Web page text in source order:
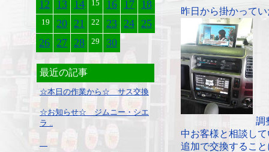
12
13 14 15 16 17 18
19 20 21 22 23 24 25
26 27 28 29 30
最近の記事
☆本日の作業から☆ サス交換
☆お知らせ☆ ジムニー・シエ
ラ ..
昨日から掛かって
調
中お客様と相談し
追加で交換するこ